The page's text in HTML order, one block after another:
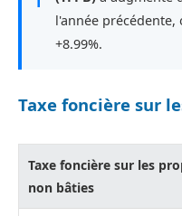
l'année précédente,
+8.99%.
Taxe foncière sur
Taxe foncière sur les
non bâties